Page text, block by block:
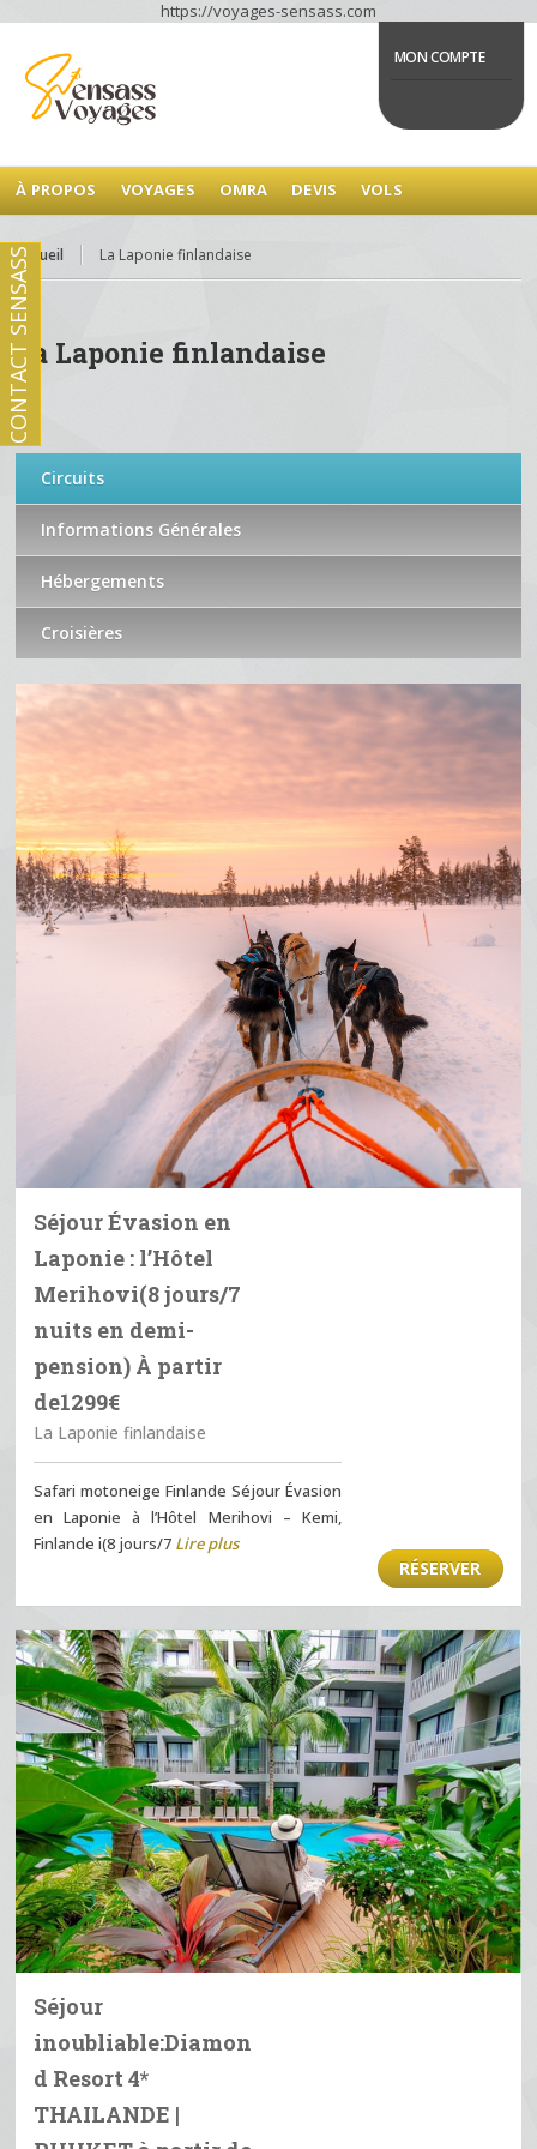
https://voyages-sensass.com
MON COMPTE
À PROPOS VOYAGES OMRA DEVIS VOLS
Accueil La Laponie finlandaise
La Laponie finlandaise
Circuits
Informations Générales
Hébergements
Croisières
Séjour Évasion en
Laponie : l’Hôtel
Merihovi(8 jours/7
nuits en demi-
pension) À partir
de1299€
La Laponie finlandaise
Safari motoneige Finlande Séjour Évasion
en Laponie à l’Hôtel Merihovi – Kemi,
Finlande i(8 jours/7 Lire plus
RÉSERVER
Séjour
inoubliable:Diamon
d Resort 4*
THAILANDE |
CONTACT SENSASS